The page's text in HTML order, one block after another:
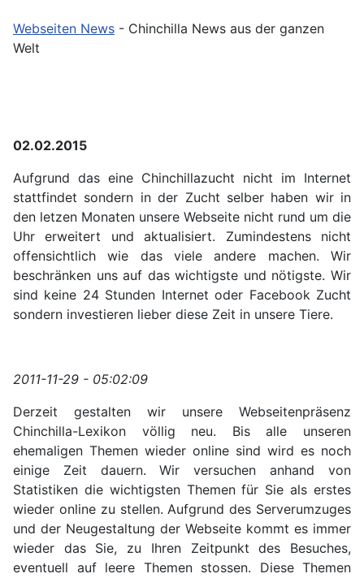
Webseiten News - Chinchilla News aus der ganzen
Welt
02.02.2015
Aufgrund das eine Chinchillazucht nicht im Internet
stattfindet sondern in der Zucht selber haben wir in
den letzen Monaten unsere Webseite nicht rund um die
Uhr erweitert und aktualisiert. Zumindestens nicht
offensichtlich wie das viele andere machen. Wir
beschränken uns auf das wichtigste und nötigste. Wir
sind keine 24 Stunden Internet oder Facebook Zucht
sondern investieren lieber diese Zeit in unsere Tiere.
2011-11-29 - 05:02:09
Derzeit gestalten wir unsere Webseitenpräsenz
Chinchilla-Lexikon völlig neu. Bis alle unseren
ehemaligen Themen wieder online sind wird es noch
einige Zeit dauern. Wir versuchen anhand von
Statistiken die wichtigsten Themen für Sie als erstes
wieder online zu stellen. Aufgrund des Serverumzuges
und der Neugestaltung der Webseite kommt es immer
wieder das Sie, zu Ihren Zeitpunkt des Besuches,
eventuell auf leere Themen stossen. Diese Themen